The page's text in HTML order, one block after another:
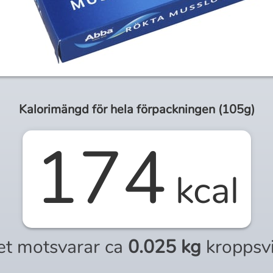
Kalorimängd förhela förpackningen (105g)
174 kcal
motsvarar ca 0.025 kg